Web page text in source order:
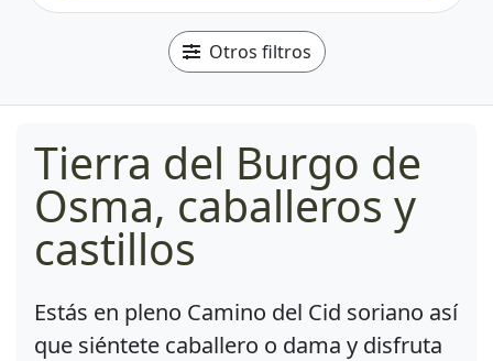
Otros filtros
Tierra del Burgo de
Osma, caballeros y
castillos
Estás en pleno Camino del Cid soriano así
que siéntete caballero o dama y disfruta